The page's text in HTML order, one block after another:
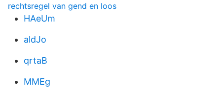
rechtsregel van gend en loos
HAeUm
aldJo
qrtaB
MMEg